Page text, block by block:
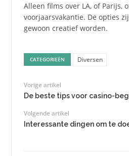
Alleen films over LA, of Parijs,
voorjaarsvakantie. De opties
gewoon creatief worden.
CATEGORIEËN Diversen
Vorige artikel
De beste tips voor casino-
Volgende artikel
Interessante dingen om te